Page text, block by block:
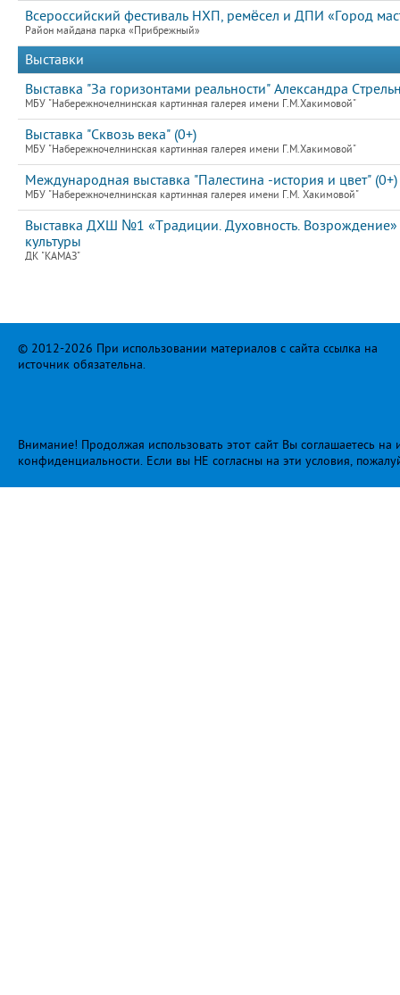
Всероссийский фестиваль НХП, ремёсел и ДПИ «Город
Район майдана парка «Прибрежный»
Выставки
Выставка "За горизонтами реальности" Александра
МБУ "Набережночелнинская картинная галерея имени Г.М.Хакимовой"
Выставка "Сквозь века" (0+)
МБУ "Набережночелнинская картинная галерея имени Г.М.Хакимовой"
Международная выставка "Палестина -история и цвет" (0+)
МБУ "Набережночелнинская картинная галерея имени Г.М. Хакимовой"
Выставка ДХШ №1 «Традиции. Духовность.
культуры
ДК "КАМАЗ"
© 2012-2026 При использовании материалов с сайта ссылка на
источник обязательна.
Внимание! Продолжая использовать этот сайт Вы соглашаетесь
конфиденциальности. Если вы НЕ согласны на эти условия,